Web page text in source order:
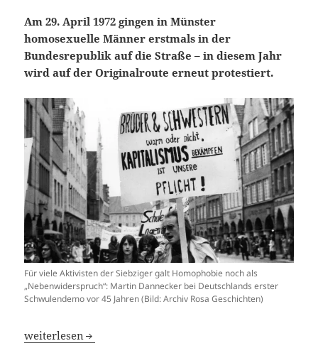
Am 29. April 1972 gingen in Münster
homosexuelle Männer erstmals in der
Bundesrepublik auf die Straße – in diesem Jahr
wird auf der Originalroute erneut protestiert.
Für viele Aktivisten der Siebziger galt Homophobie noch als
„Nebenwiderspruch“: Martin Dannecker bei Deutschlands erster
Schwulendemo vor 45 Jahren (Bild: Archiv Rosa Geschichten)
Nach 45 Jahren – Deutschlands erste Schwulendemo
weiterlesen